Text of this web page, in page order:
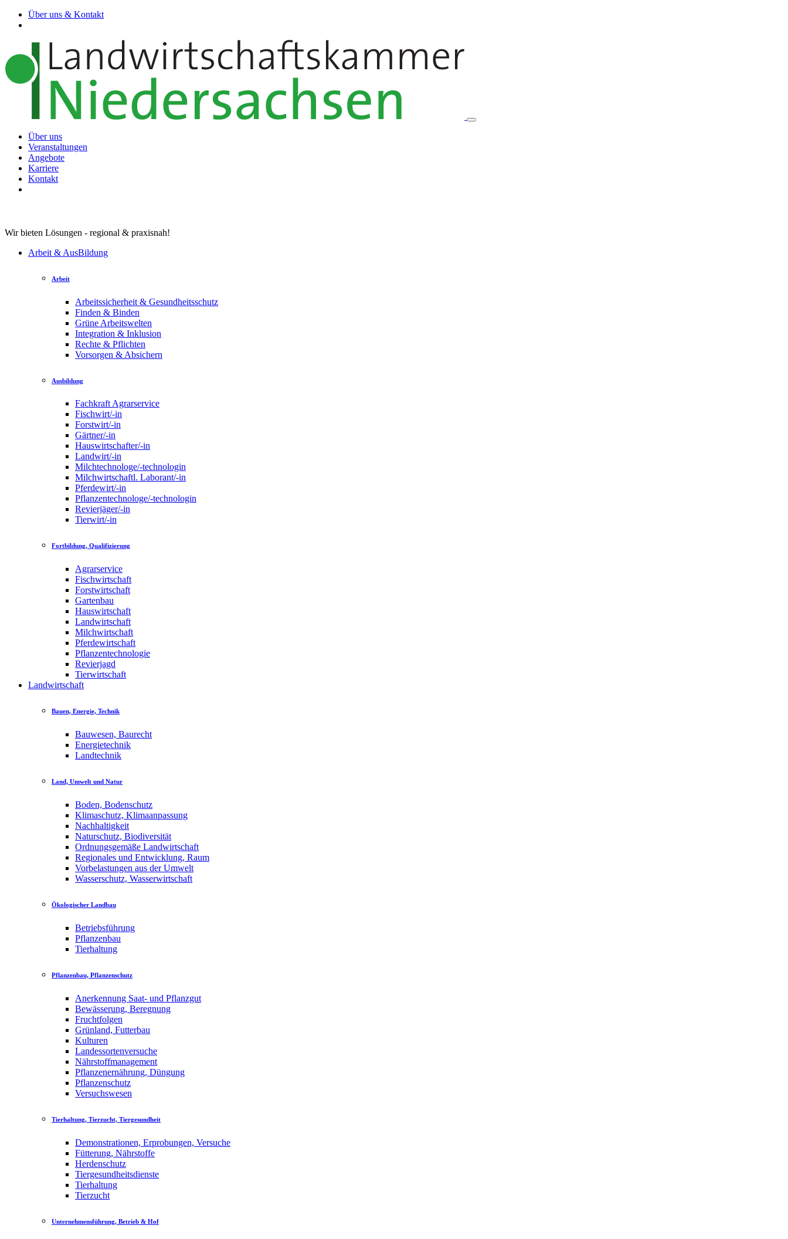
Über uns & Kontakt
Über uns
Veranstaltungen
Angebote
Karriere
Kontakt
Wir bieten Lösungen - regional & praxisnah!
Arbeit & AusBildung
Arbeit
Arbeitssicherheit & Gesundheitsschutz
Finden & Binden
Grüne Arbeitswelten
Integration & Inklusion
Rechte & Pflichten
Vorsorgen & Absichern
Ausbildung
Fachkraft Agrarservice
Fischwirt/-in
Forstwirt/-in
Gärtner/-in
Hauswirtschafter/-in
Landwirt/-in
Milchtechnologe/-technologin
Milchwirtschaftl. Laborant/-in
Pferdewirt/-in
Pflanzentechnologe/-technologin
Revierjäger/-in
Tierwirt/-in
Fortbildung, Qualifizierung
Agrarservice
Fischwirtschaft
Forstwirtschaft
Gartenbau
Hauswirtschaft
Landwirtschaft
Milchwirtschaft
Pferdewirtschaft
Pflanzentechnologie
Revierjagd
Tierwirtschaft
Landwirtschaft
Bauen, Energie, Technik
Bauwesen, Baurecht
Energietechnik
Landtechnik
Land, Umwelt und Natur
Boden, Bodenschutz
Klimaschutz, Klimaanpassung
Nachhaltigkeit
Naturschutz, Biodiversität
Ordnungsgemäße Landwirtschaft
Regionales und Entwicklung, Raum
Vorbelastungen aus der Umwelt
Wasserschutz, Wasserwirtschaft
Ökologischer Landbau
Betriebsführung
Pflanzenbau
Tierhaltung
Pflanzenbau, Pflanzenschutz
Anerkennung Saat- und Pflanzgut
Bewässerung, Beregnung
Fruchtfolgen
Grünland, Futterbau
Kulturen
Landessortenversuche
Nährstoffmanagement
Pflanzenernährung, Düngung
Pflanzenschutz
Versuchswesen
Tierhaltung, Tierzucht, Tiergesundheit
Demonstrationen, Erprobungen, Versuche
Fütterung, Nährstoffe
Herdenschutz
Tiergesundheitsdienste
Tierhaltung
Tierzucht
Unternehmensführung, Betrieb & Hof